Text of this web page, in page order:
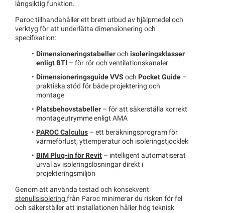
långsiktig funktion.
Paroc tillhandahåller ett brett utbud av hjälpmedel och
verktyg för att underlätta dimensionering och
specifikation:
Dimensioneringstabelleroch isoleringsklasser
enligt BTI – för rör och ventilationskanaler
Dimensioneringsguide VVS och Pocket Guide–
praktiska stöd för både projektering och
montage
Platsbehovstabeller– för att säkerställa korrekt
montageutrymme enligt AMA
PAROC Calculus– ett beräkningsprogram för
värmeförlust, yttemperatur och isoleringstjocklek
BIM Plug-in för Revit– intelligent automatiserat
urval av isoleringslösningar direkt i
projekteringsmiljön
Genom att använda testad och konsekvent
stenullsisolering från Paroc minimerar du risken för fel
och säkerställer att installationen håller hög teknisk